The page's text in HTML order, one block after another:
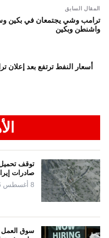
المقال السابق
ترامب وشي يجتمعان في بكين
واشنطن وبكين
أسعار النفط ترتفع بعد
توقف
صادرات
8 أغسطس 2026